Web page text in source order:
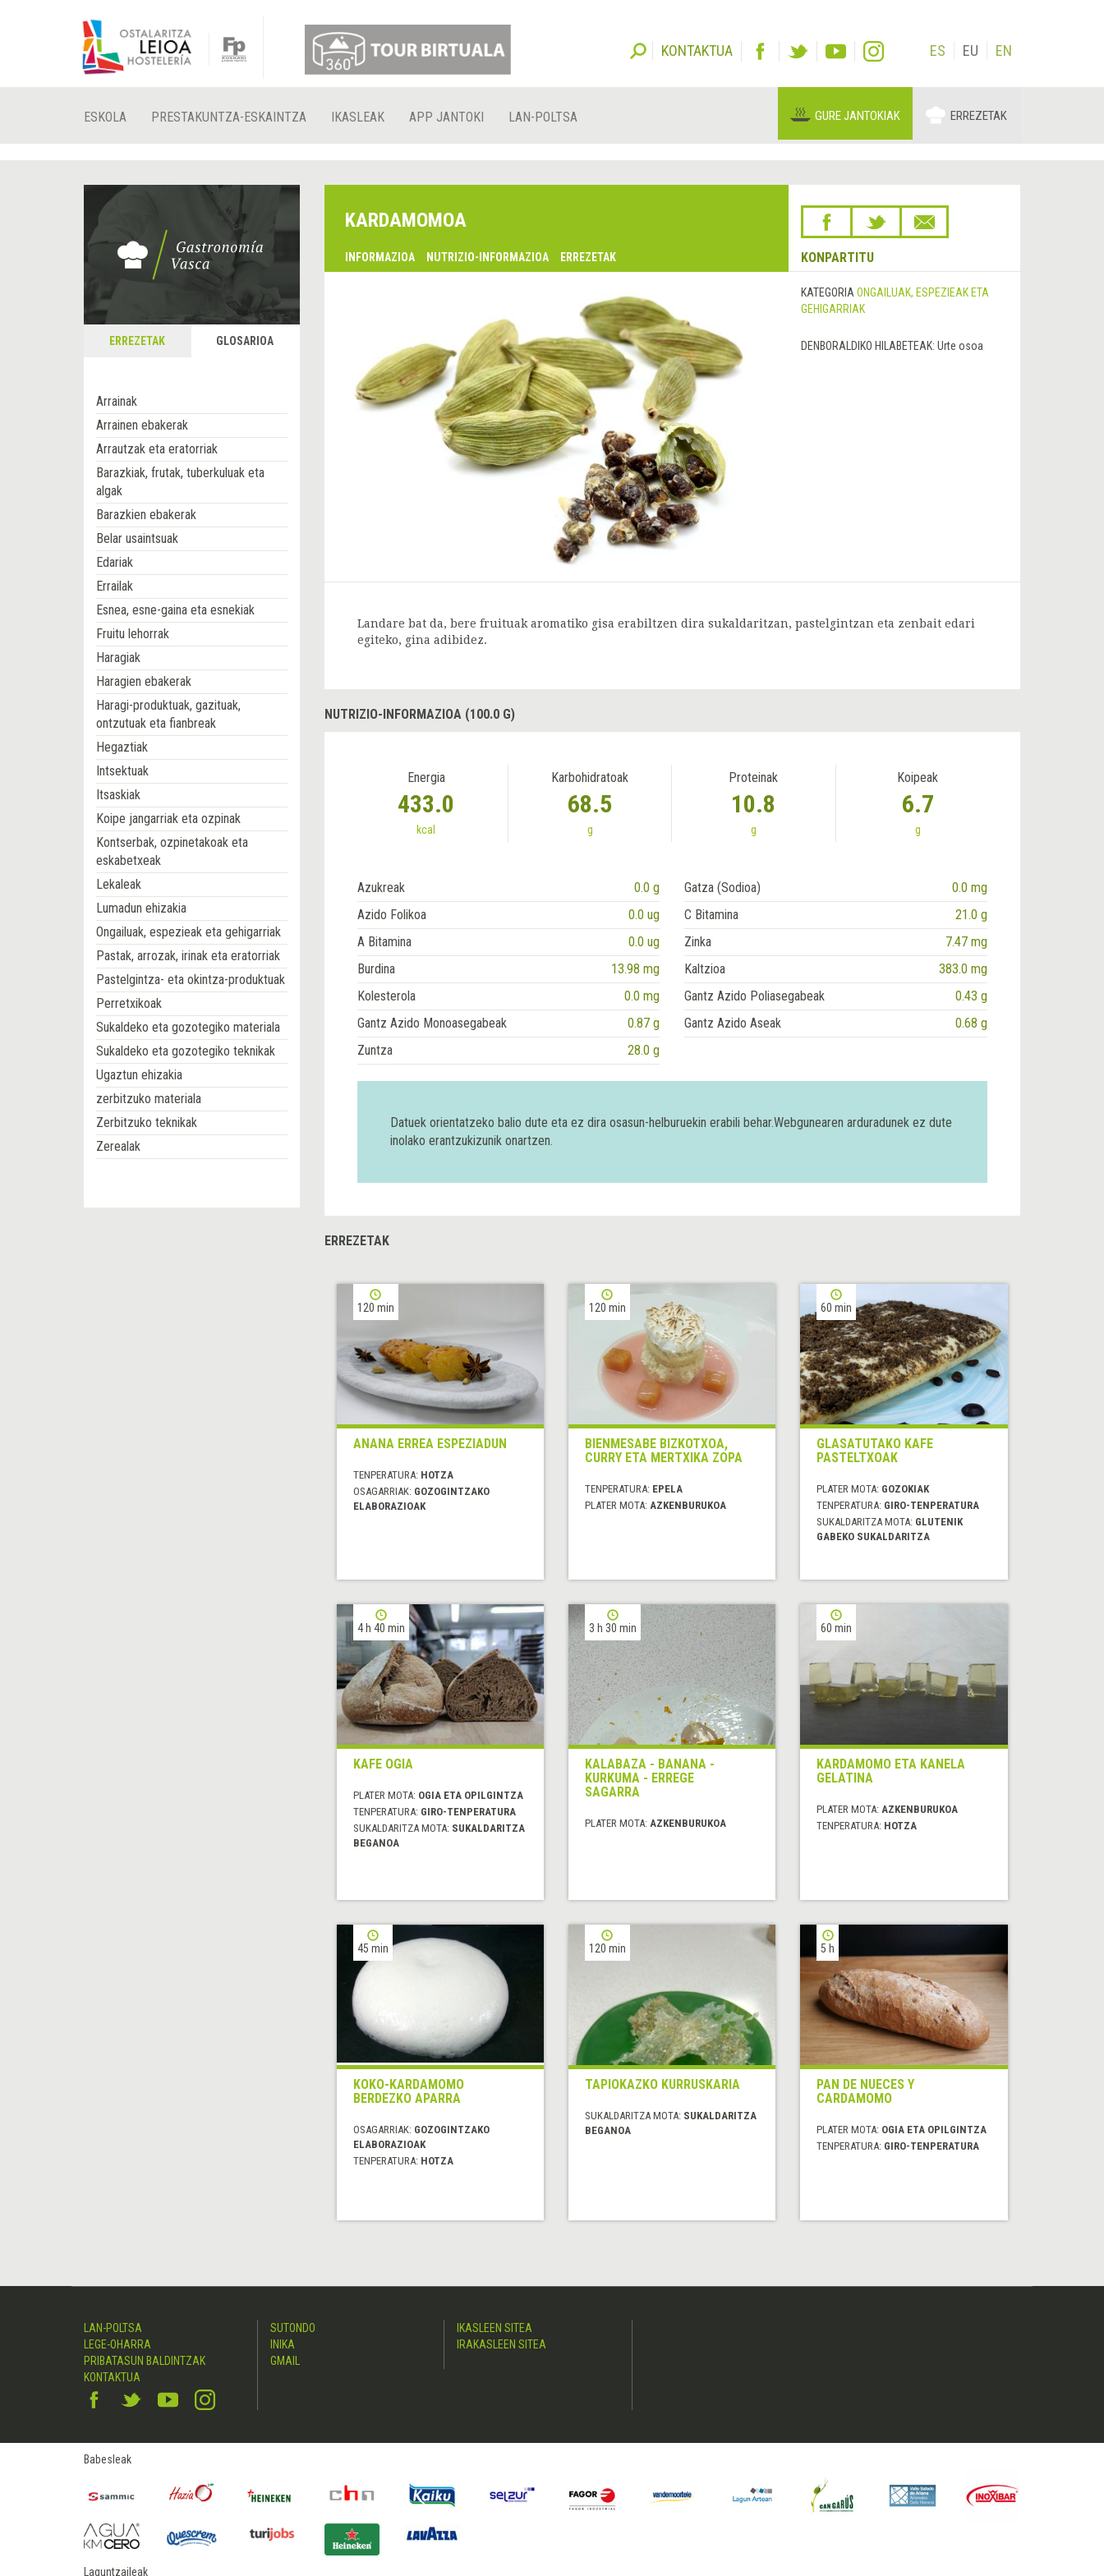
KONTAKTUA ES EU EN
ESKOLA PRESTAKUNTZA-ESKAINTZA IKASLEAK APP JANTOKI LAN-POLTSA GURE JANTOKIAK ERREZETAK
ERREZETAK GLOSARIOA
Arrainak
Arrainen ebakerak
Arrautzak eta eratorriak
Barazkiak, frutak, tuberkuluak eta
algak
Barazkien ebakerak
Belar usaintsuak
Edariak
Errailak
Esnea, esne-gaina eta esnekiak
Fruitu lehorrak
Haragiak
Haragien ebakerak
Haragi-produktuak, gazituak,
ontzutuak eta fianbreak
Hegaztiak
Intsektuak
Itsaskiak
Koipe jangarriak eta ozpinak
Kontserbak, ozpinetakoak eta
eskabetxeak
Lekaleak
Lumadun ehizakia
Ongailuak, espezieak eta gehigarriak
Pastak, arrozak, irinak eta eratorriak
Pastelgintza- eta okintza-produktuak
Perretxikoak
Sukaldeko eta gozotegiko materiala
Sukaldeko eta gozotegiko teknikak
Ugaztun ehizakia
zerbitzuko materiala
Zerbitzuko teknikak
Zerealak
KARDAMOMOA
INFORMAZIOA NUTRIZIO-INFORMAZIOA ERREZETAK KONPARTITU
KATEGORIA ONGAILUAK, ESPEZIEAK ETA
GEHIGARRIAK
DENBORALDIKO HILABETEAK: Urte osoa
Landare bat da, bere fruituak aromatiko gisa erabiltzen dira sukaldaritzan, pastelgintzan eta zenbait edari
egiteko, gina adibidez.
NUTRIZIO-INFORMAZIOA (100.0 G)
Energia
433.0
kcal
Karbohidratoak
68.5
g
Proteinak
10.8
g
Koipeak
6.7
g
Azukreak 0.0 g Gatza (Sodioa)
0.0 mg
Azido Folikoa
0.0 ug C Bitamina
21.0 g
A Bitamina
0.0 ug Zinka
7.47 mg
Burdina
13.98 mg Kaltzioa
383.0 mg
Kolesterola
0.0 mg Gantz Azido Poliasegabeak
0.43 g
Gantz Azido Monoasegabeak
0.87 g Gantz Azido Aseak
0.68 g
Zuntza
28.0 g
Datuek orientatzeko balio dute eta ez dira osasun-helburuekin erabili behar.Webgunearen arduradunek ez dute
inolako erantzukizunik onartzen.
ERREZETAK
120 min
ANANA ERREA ESPEZIADUN
TENPERATURA: HOTZA
OSAGARRIAK: GOZOGINTZAKO
ELABORAZIOAK
120 min
BIENMESABE BIZKOTXOA,
CURRY ETA MERTXIKA ZOPA
TENPERATURA: EPELA
PLATER MOTA: AZKENBURUKOA
60 min
GLASATUTAKO KAFE
PASTELTXOAK
PLATER MOTA: GOZOKIAK
TENPERATURA: GIRO-TENPERATURA
SUKALDARITZA MOTA: GLUTENIK
GABEKO SUKALDARITZA
4 h 40 min
KAFE OGIA
PLATER MOTA: OGIA ETA OPILGINTZA
TENPERATURA: GIRO-TENPERATURA
SUKALDARITZA MOTA: SUKALDARITZA
BEGANOA
3 h 30 min
KALABAZA - BANANA -
KURKUMA - ERREGE
SAGARRA
PLATER MOTA: AZKENBURUKOA
60 min
KARDAMOMO ETA KANELA
GELATINA
PLATER MOTA:AZKENBURUKOA
TENPERATURA: HOTZA
45 min
KOKO-KARDAMOMO
BERDEZKO APARRA
OSAGARRIAK: GOZOGINTZAKO
ELABORAZIOAK
TENPERATURA: HOTZA
120 min
TAPIOKAZKO KURRUSKARIA
SUKALDARITZA MOTA: SUKALDARITZA
BEGANOA
5 h
PAN DE NUECES Y
CARDAMOMO
PLATER MOTA: OGIA ETA OPILGINTZA
TENPERATURA: GIRO-TENPERATURA
LAN-POLTSA
LEGE-OHARRA
PRIBATASUN BALDINTZAK
KONTAKTUA
SUTONDO
INIKA
GMAIL
IKASLEEN SITEA
IRAKASLEEN SITEA
Babesleak
Laguntzaileak